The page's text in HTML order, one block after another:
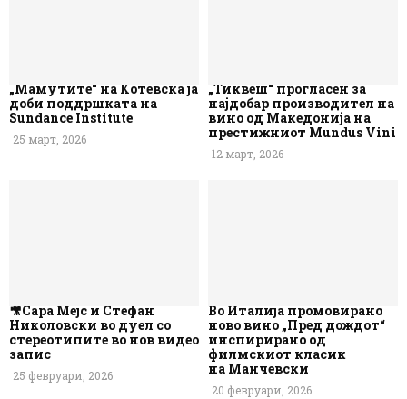
„Мамутите“ на Котевска ја
доби поддршката на
Sundance Institute
25 март, 2026
„Тиквеш“ прогласен за
најдобар производител на
вино од Македонија на
престижниот Mundus Vini
12 март, 2026
🎥Сара Мејс и Стефан
Николовски во дуел со
стереотипите во нов видео
запис
25 февруари, 2026
Во Италија промовирано
ново вино „Пред дождот“
инспирирано од
филмскиот класик
на Манчевски
20 февруари, 2026